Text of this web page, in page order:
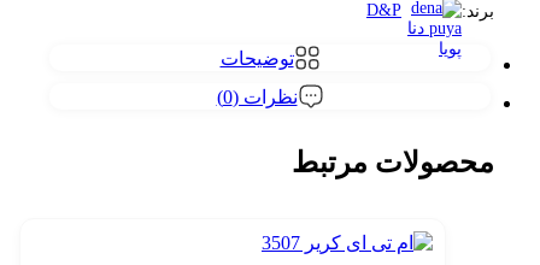
برند: D&P
توضیحات
نظرات (0)
محصولات مرتبط